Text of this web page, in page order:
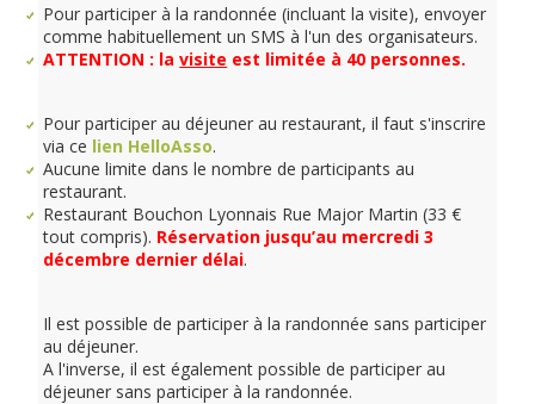
Pour participer à la randonnée (incluant la visite), envoyer
comme habituellement un SMS à l'un des organisateurs.
ATTENTION : lavisite est limitée à 40 personnes.
Pour participer au déjeuner au restaurant, il faut s'inscrire
via ce lien HelloAsso.
Aucune limite dans le nombre de participants au
restaurant.
Restaurant Bouchon Lyonnais Rue Major Martin (33 €
tout compris). Réservation jusqu’au mercredi 3
décembre dernier délai.
Il est possible de participer à la randonnée sans participer
au déjeuner.
A l'inverse, il est également possible de participer au
déjeuner sans participer à la randonnée.